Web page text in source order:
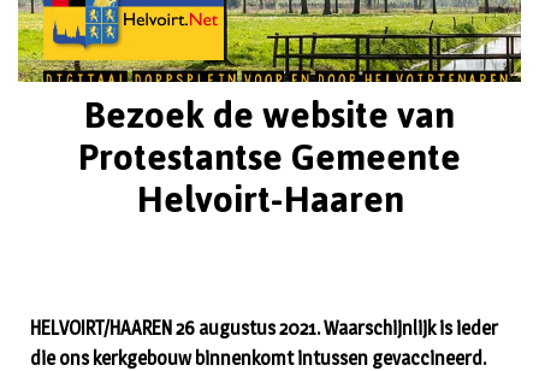
Bezoek de website van
Protestantse Gemeente
Helvoirt-Haaren
HELVOIRT/HAAREN 26 augustus 2021. Waarschijnlijk is ieder
die ons kerkgebouw binnenkomt intussen gevaccineerd.